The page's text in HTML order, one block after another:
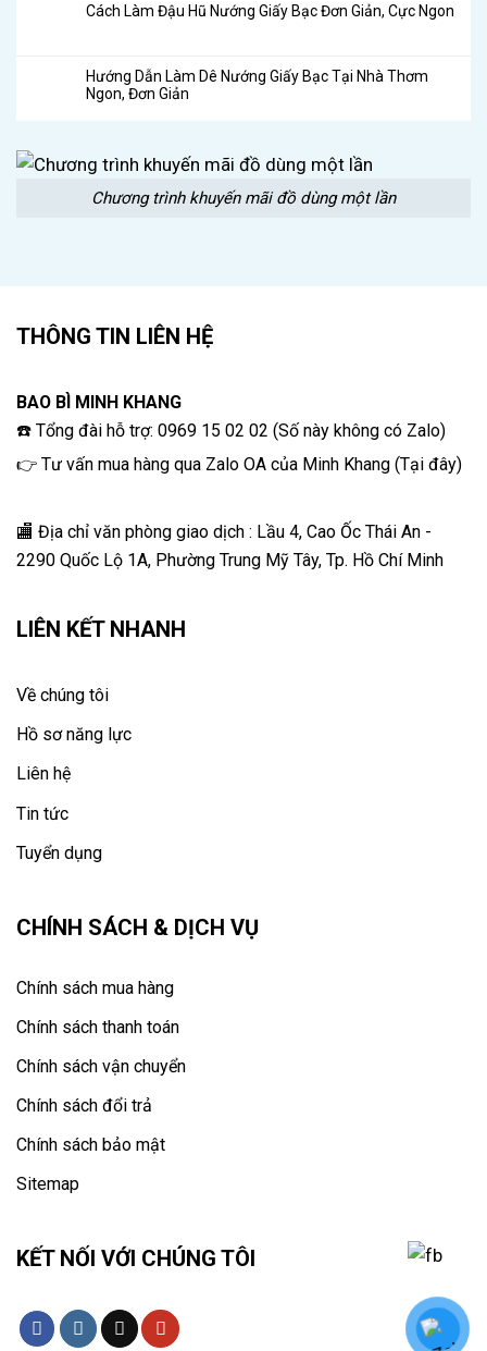
Cách Làm Đậu Hũ Nướng Giấy Bạc Đơn Giản, Cực Ngon
Hướng Dẫn Làm Dê Nướng Giấy Bạc Tại Nhà Thơm
Ngon, Đơn Giản
Chương trình khuyến mãi đồ dùng một lần
THÔNG TIN LIÊN HỆ
BAO BÌ MINH KHANG
☎️ Tổng đài hỗ trợ: 0969 15 02 02 (Số này không có Zalo)
👉 Tư vấn mua hàng qua Zalo OA của Minh Khang (Tại đây)
🏬 Địa chỉ văn phòng giao dịch : Lầu 4, Cao Ốc Thái An -
2290 Quốc Lộ 1A, Phường Trung Mỹ Tây, Tp. Hồ Chí Minh
LIÊN KẾT NHANH
Về chúng tôi
Hồ sơ năng lực
Liên hệ
Tin tức
Tuyển dụng
CHÍNH SÁCH & DỊCH VỤ
Chính sách mua hàng
Chính sách thanh toán
Chính sách vận chuyển
Chính sách đổi trả
Chính sách bảo mật
Sitemap
KẾT NỐI VỚI CHÚNG TÔI